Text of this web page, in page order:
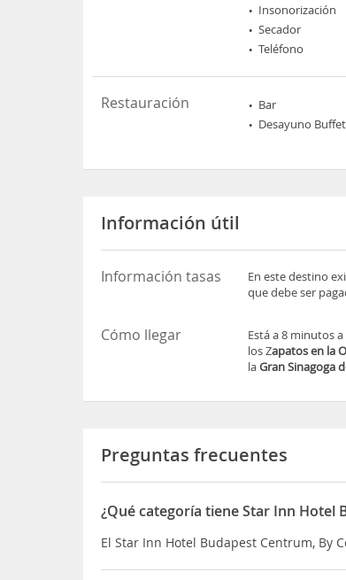
Insonorización
Secador
Teléfono
Restauración Bar
Desayuno Buffet
Información útil
Información tasas
En este destino
que debe ser
Cómo llegar Está a 8 minutos
los Zapatos en la
laGran Sinagoga
Preguntas frecuentes
¿Qué categoría tiene Star Inn Hotel
El Star Inn Hotel Budapest Centrum, By